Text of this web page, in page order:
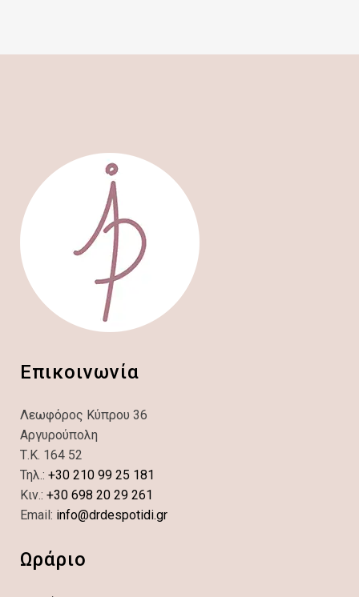
Επικοινωνία
Λεωφόρος Κύπρου 36
Αργυρούπολη
Τ.Κ. 164 52
Τηλ.: +30 210 99 25 181
Κιν.: +30 698 20 29 261
Email: info@drdespotidi.gr
Ωράριο